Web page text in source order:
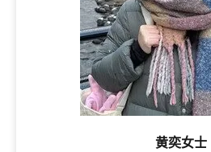
黄奕女士